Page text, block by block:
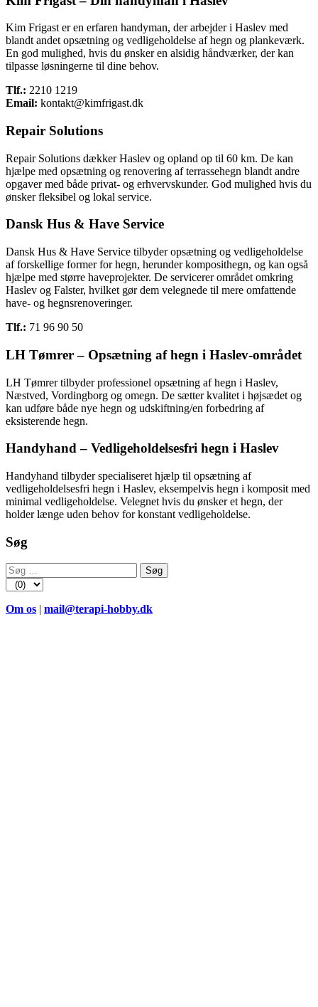
Kim Frigast er en erfaren handyman, der arbejder i Haslev med
blandt andet opsætning og vedligeholdelse af hegn og plankeværk.
En god mulighed, hvis du ønsker en alsidig håndværker, der kan
tilpasse løsningerne til dine behov.
Tlf.: 2210 1219
Email: kontakt@kimfrigast.dk
Repair Solutions
Repair Solutions dækker Haslev og opland op til 60 km. De kan
hjælpe med opsætning og renovering af terrassehegn blandt andre
opgaver med både privat- og erhvervskunder. God mulighed hvis du
ønsker fleksibel og lokal service.
Dansk Hus & Have Service
Dansk Hus & Have Service tilbyder opsætning og vedligeholdelse
af forskellige former for hegn, herunder komposithegn, og kan også
hjælpe med større haveprojekter. De servicerer området omkring
Haslev og Falster, hvilket gør dem velegnede til mere omfattende
have- og hegnsrenoveringer.
Tlf.: 71 96 90 50
LH Tømrer – Opsætning af hegn i Haslev-området
LH Tømrer tilbyder professionel opsætning af hegn i Haslev,
Næstved, Vordingborg og omegn. De sætter kvalitet i højsædet og
kan udføre både nye hegn og udskiftning/en forbedring af
eksisterende hegn.
Handyhand – Vedligeholdelsesfri hegn i Haslev
Handyhand tilbyder specialiseret hjælp til opsætning af
vedligeholdelsesfri hegn i Haslev, eksempelvis hegn i komposit med
minimal vedligeholdelse. Velegnet hvis du ønsker et hegn, der
holder længe uden behov for konstant vedligeholdelse.
Søg
Søg
efter:
Om os | mail@terapi-hobby.dk